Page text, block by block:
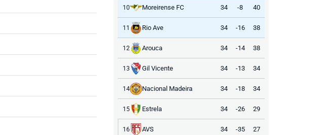
10 Moreirense FC 34 -8 40
11 Rio Ave 34 -16 38
12 Arouca 34 -14 38
13 Gil Vicente 34 -13 34
14 Nacional Madeira 34 -18 34
15 Estrela 34 -26 29
16 AVS 34 -35 27